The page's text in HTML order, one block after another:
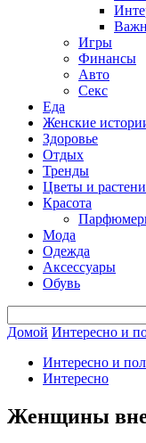
Игры
Финансы
Авто
Секс
Еда
Женские
Здоровье
Отдых
Тренды
Цветы и
Красота
Мода
Одежда
Аксессуары
Обувь
Домой Интересно и
Интересно и
Интересно
Женщины вне